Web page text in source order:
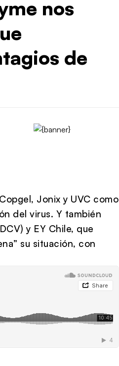
nos
de
Jonix y UVC como
del virus. Y también
y EY Chile, que
su situación, con